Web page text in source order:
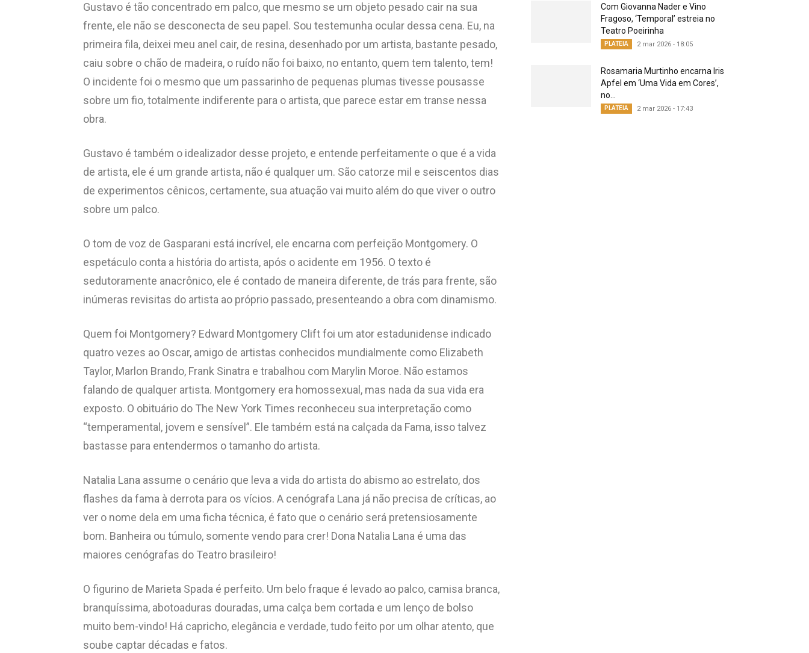
Gustavo é tão concentrado em palco, que mesmo se um objeto pesado cair na sua
frente, ele não se desconecta de seu papel. Sou testemunha ocular dessa cena. Eu, na
primeira fila, deixei meu anel cair, de resina, desenhado por um artista, bastante pesado,
caiu sobre o chão de madeira, o ruído não foi baixo, no entanto, quem tem talento, tem!
O incidente foi o mesmo que um passarinho de pequenas plumas tivesse pousasse
sobre um fio, totalmente indiferente para o artista, que parece estar em transe nessa
obra.
Gustavo é também o idealizador desse projeto, e entende perfeitamente o que é a vida
de artista, ele é um grande artista, não é qualquer um. São catorze mil e seiscentos dias
de experimentos cênicos, certamente, sua atuação vai muito além do que viver o outro
sobre um palco.
O tom de voz de Gasparani está incrível, ele encarna com perfeição Montgomery. O
espetáculo conta a história do artista, após o acidente em 1956. O texto é
sedutoramente anacrônico, ele é contado de maneira diferente, de trás para frente, são
inúmeras revisitas do artista ao próprio passado, presenteando a obra com dinamismo.
Quem foi Montgomery? Edward Montgomery Clift foi um ator estadunidense indicado
quatro vezes ao Oscar, amigo de artistas conhecidos mundialmente como Elizabeth
Taylor, Marlon Brando, Frank Sinatra e trabalhou com Marylin Moroe. Não estamos
falando de qualquer artista. Montgomery era homossexual, mas nada da sua vida era
exposto. O obituário do The New York Times reconheceu sua interpretação como
“temperamental, jovem e sensível”. Ele também está na calçada da Fama, isso talvez
bastasse para entendermos o tamanho do artista.
Natalia Lana assume o cenário que leva a vida do artista do abismo ao estrelato, dos
flashes da fama à derrota para os vícios. A cenógrafa Lana já não precisa de críticas, ao
ver o nome dela em uma ficha técnica, é fato que o cenário será pretensiosamente
bom. Banheira ou túmulo, somente vendo para crer! Dona Natalia Lana é uma das
maiores cenógrafas do Teatro brasileiro!
O figurino de Marieta Spada é perfeito. Um belo fraque é levado ao palco, camisa branca,
branquíssima, abotoaduras douradas, uma calça bem cortada e um lenço de bolso
muito bem-vindo! Há capricho, elegância e verdade, tudo feito por um olhar atento, que
soube captar décadas e fatos.
Com Giovanna Nader e Vino
Fragoso, ‘Temporal’ estreia no
Teatro Poeirinha
PLATEIA 2 mar 2026 - 18:05
Rosamaria Murtinho encarna Iris
Apfel em ‘Uma Vida em Cores’,
no...
PLATEIA 2 mar 2026 - 17:43